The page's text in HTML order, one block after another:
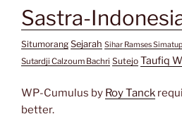
Sastra-
Situmorang Sejarah Sihar Ramses
Sutardji Calzoum Bachri Sutejo Taufiq
WP-Cumulus by Roy Tanck
better.